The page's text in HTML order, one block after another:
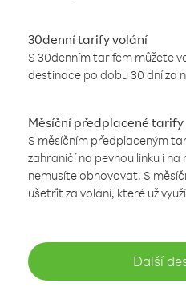
30denní tarify volání
S 30denním tarifem můžete
destinace po dobu 30 dní za
Měsíční předplacené tarify
S měsíčním předplaceným
zahraničí na pevnou linku i na
nemusíte obnovovat. S
ušetřit za volání, které už
Další